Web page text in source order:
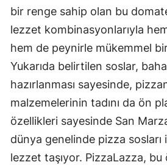
bir renge sahip olan bu
lezzet kombinasyonlarıyla
hem de peynirle mükemmel
Yukarıda belirtilen soslar,
hazırlanması sayesinde,
malzemelerinin tadını da ön
özellikleri sayesinde San
dünya genelinde pizza
lezzet taşıyor. PizzaLazza,